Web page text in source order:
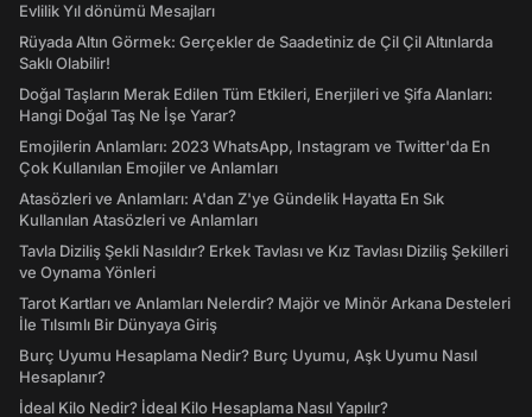
Evlilik Yıl dönümü Mesajları
Rüyada Altın Görmek: Gerçekler de Saadetiniz de Çil Çil Altınlarda
Saklı Olabilir!
Doğal Taşların Merak Edilen Tüm Etkileri, Enerjileri ve Şifa Alanları:
Hangi Doğal Taş Ne İşe Yarar?
Emojilerin Anlamları: 2023 WhatsApp, Instagram ve Twitter'da En
Çok Kullanılan Emojiler ve Anlamları
Atasözleri ve Anlamları: A'dan Z'ye Gündelik Hayatta En Sık
Kullanılan Atasözleri ve Anlamları
Tavla Diziliş Şekli Nasıldır? Erkek Tavlası ve Kız Tavlası Diziliş Şekilleri
ve Oynama Yönleri
Tarot Kartları ve Anlamları Nelerdir? Majör ve Minör Arkana Desteleri
İle Tılsımlı Bir Dünyaya Giriş
Burç Uyumu Hesaplama Nedir? Burç Uyumu, Aşk Uyumu Nasıl
Hesaplanır?
İdeal Kilo Nedir? İdeal Kilo Hesaplama Nasıl Yapılır?